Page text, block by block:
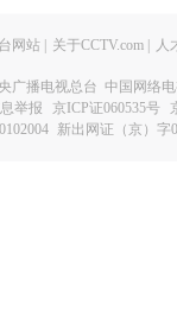
网站 关于CCTV.com 人
广播电视总台 中国网络
举报
京ICP证060535号
新出网证（京）